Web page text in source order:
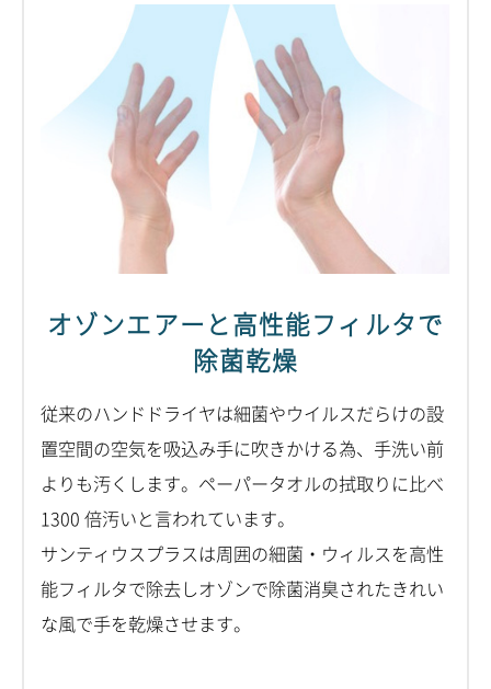
オゾンエアーと高性能フィルタで
除菌乾燥
従来のハンドドライヤは細菌やウイルスだらけの設
置空間の空気を吸込み手に吹きかける為、手洗い前
よりも汚くします。ペーパータオルの拭取りに比べ
1300 倍汚いと言われています。
サンティウスプラスは周囲の細菌・ウィルスを高性
能フィルタで除去しオゾンで除菌消臭されたきれい
な風で手を乾燥させます。